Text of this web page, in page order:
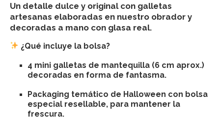
Un detalle dulce y original con galletas
artesanas elaboradas en nuestro obrador y
decoradas a mano con glasa real.
¿Qué incluye la bolsa?
4 mini galletas de mantequilla (6 cm aprox.)
decoradas en forma de fantasma.
Packaging temático de Halloween con bolsa
especial resellable, para mantener la
frescura.